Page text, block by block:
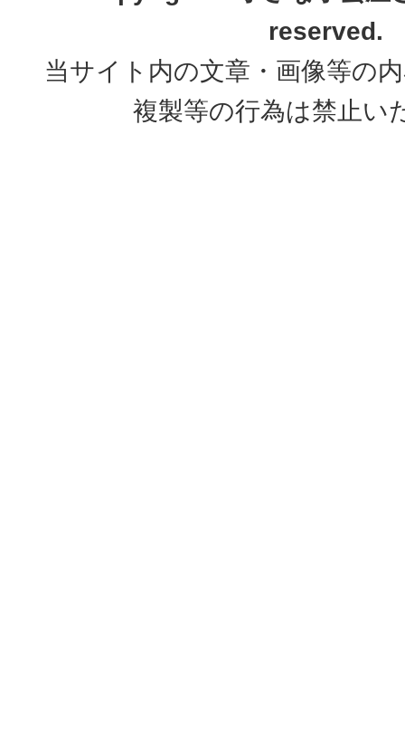
reserved.
当サイト内の文章・画像等の
複製等の行為は禁止い